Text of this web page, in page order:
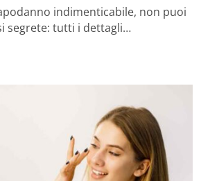
indimenticabile, non puoi
segrete: tutti i dettagli…